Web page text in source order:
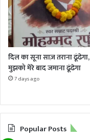
दिल का सूना साज़ तराना ढूंढेगा,
मुझको मेरे बाद जमाना ढूंढेगा
7 days ago
Popular Posts